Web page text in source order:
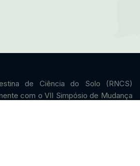
de Ciência do Solo (RNCS)
com o VII Simpósio de Mudança